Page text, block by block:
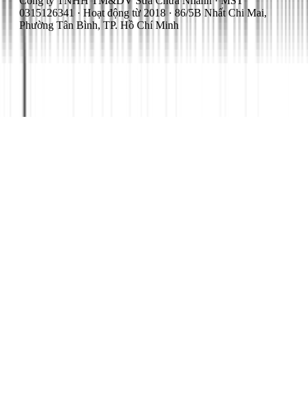
0315126341 · Hoạt động từ 2018 · 86/5B Nhất Chi Mai,
Phường Tân Bình, TP. Hồ Chí Minh